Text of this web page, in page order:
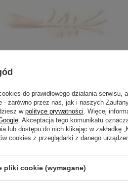
Bratko Baits Choinka 3cm | 06 |
zł
za: 207.57PKTpunktów
do prawidłowego działania
- zarówno przez nas, jak i naszych
w polityce prywatności . Więcej
. Akceptacja tego komunikatu
lub dostępu do nich klikając w zakładkę
cookies z przeglądarki z danego
pliki cookie (wymagane)